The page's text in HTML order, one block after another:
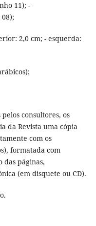
11); -
2,0 cm; - esquerda:
consultores, os
da Revista uma cópia
com os
formatada com
das páginas,
(em disquete ou CD).